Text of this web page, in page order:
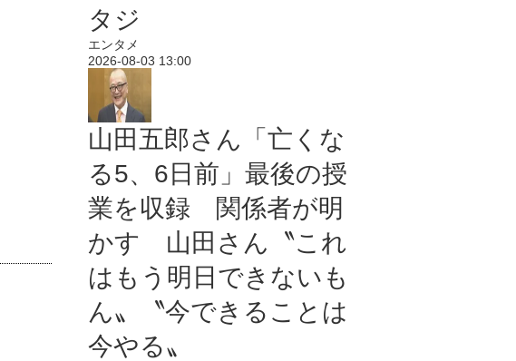
タジ
エンタメ
2026-08-03 13:00
山田五郎さん「亡くな
る5、6日前」最後の授
業を収録 関係者が明
かす 山田さん〝これ
はもう明日できないも
ん〟〝今できることは
今やる〟